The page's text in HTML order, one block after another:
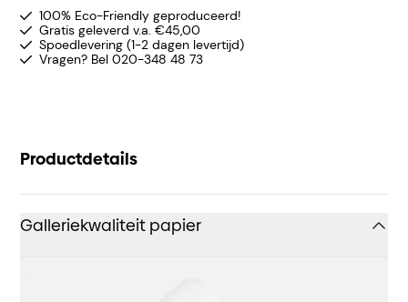
100% Eco-Friendly geproduceerd!
Gratis geleverd v.a. €45,00
Spoedlevering (1-2 dagen levertijd)
Vragen? Bel 020-348 48 73
Productdetails
Galleriekwaliteit papier